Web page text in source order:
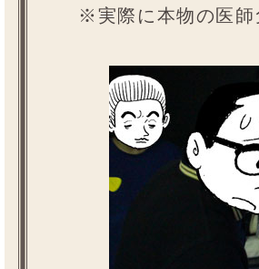
※実際に本物の医師